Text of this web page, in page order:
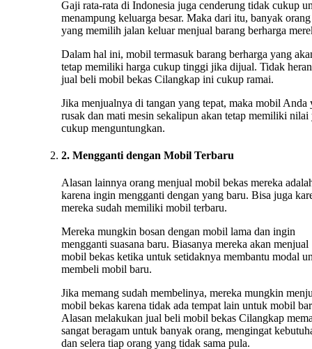
Gaji rata-rata di Indonesia juga cenderung tidak cukup
menampung keluarga besar. Maka dari itu, banyak orang
yang memilih jalan keluar menjual barang berharga
Dalam hal ini, mobil termasuk barang berharga yang
tetap memiliki harga cukup tinggi jika dijual. Tidak
jual beli mobil bekas Cilangkap ini cukup ramai.
Jika menjualnya di tangan yang tepat, maka mobil Anda
rusak dan mati mesin sekalipun akan tetap memiliki nilai
cukup menguntungkan.
2. Mengganti dengan Mobil Terbaru
Alasan lainnya orang menjual mobil bekas mereka
karena ingin mengganti dengan yang baru. Bisa juga
mereka sudah memiliki mobil terbaru.
Mereka mungkin bosan dengan mobil lama dan ingin
mengganti suasana baru. Biasanya mereka akan menjual
mobil bekas ketika untuk setidaknya membantu modal
membeli mobil baru.
Jika memang sudah membelinya, mereka mungkin
mobil bekas karena tidak ada tempat lain untuk mobil
Alasan melakukan jual beli mobil bekas Cilangkap
sangat beragam untuk banyak orang, mengingat
dan selera tiap orang yang tidak sama pula.